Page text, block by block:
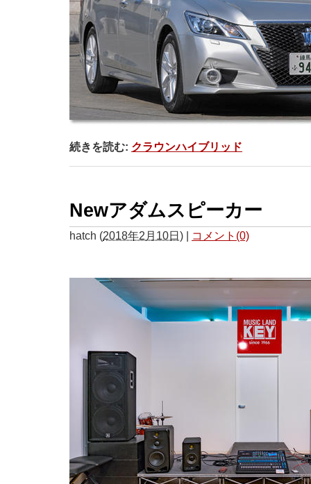
続きを読む: クラウンハイブリッド
Newアダムスピーカー
hatch (2018年2月10日 ) コメント(0)